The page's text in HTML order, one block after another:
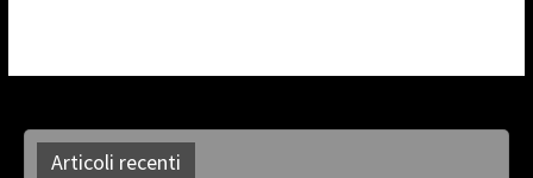
Articoli recenti